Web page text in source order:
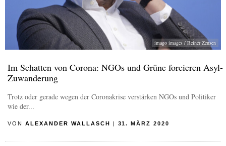
imago images / Reiner Zensen
Im Schatten von Corona: NGOs und Grüne forcieren Asyl-
Zuwanderung
Trotz oder gerade wegen der Coronakrise verstärken NGOs und Politiker
wie der...
VON ALEXANDER WALLASCH 31. MÄRZ 2020